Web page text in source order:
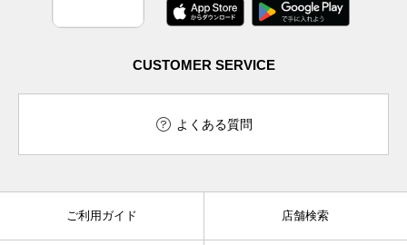
CUSTOMER SERVICE
よくある質問
ご利用ガイド 店舗検索